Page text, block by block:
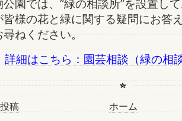
公園では、”緑の相談所”を設置し
皆様の花と緑に関する疑問にお答
ねください。
詳細はこちら：園芸相談（緑の相
稿
ホーム